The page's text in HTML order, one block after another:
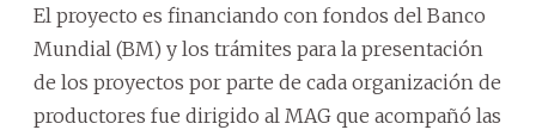
El proyecto es financiando con fondos del Banco
Mundial (BM) y los trámites para la presentación
de los proyectos por parte de cada organización de
productores fue dirigido al MAG que acompañó las